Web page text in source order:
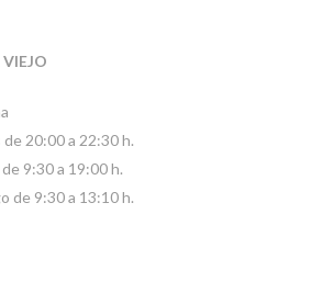
20:00 a 22:30 h.
a 19:00 h.
a 13:10 h.